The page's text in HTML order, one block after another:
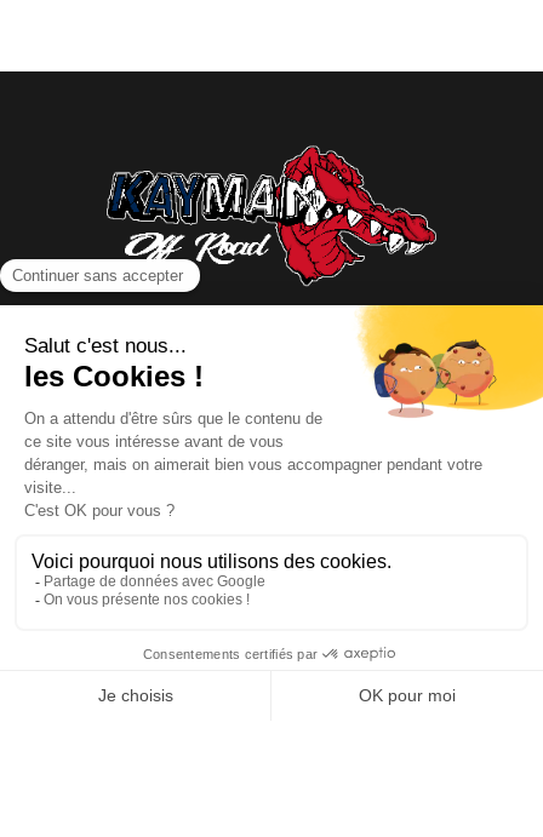
NOUS CONTACTER
INFORMATIONS
NOS PARTENAIRES
HORAIRES D'OUVERTURE
Copyright © 2026 Kayman Offroad 4x4 - Tous droits réservés -